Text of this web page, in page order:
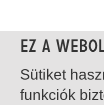
Sütiket
funkciók